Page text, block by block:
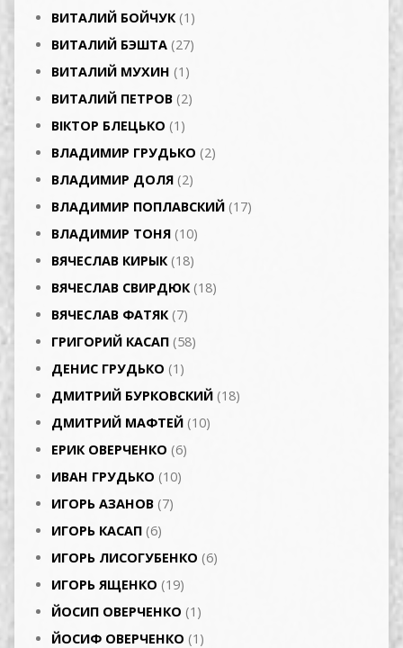
ВИТАЛИЙ БОЙЧУК (1)
ВИТАЛИЙ БЭШТА (27)
ВИТАЛИЙ МУХИН (1)
ВИТАЛИЙ ПЕТРОВ (2)
ВІКТОР БЛЕЦЬКО (1)
ВЛАДИМИР ГРУДЬКО (2)
ВЛАДИМИР ДОЛЯ (2)
ВЛАДИМИР ПОПЛАВСКИЙ (17)
ВЛАДИМИР ТОНЯ (10)
ВЯЧЕСЛАВ КИРЫК (18)
ВЯЧЕСЛАВ СВИРДЮК (18)
ВЯЧЕСЛАВ ФАТЯК (7)
ГРИГОРИЙ КАСАП (58)
ДЕНИС ГРУДЬКО (1)
ДМИТРИЙ БУРКОВСКИЙ (18)
ДМИТРИЙ МАФТЕЙ (10)
ЕРИК ОВЕРЧЕНКО (6)
ИВАН ГРУДЬКО (10)
ИГОРЬ АЗАНОВ (7)
ИГОРЬ КАСАП (6)
ИГОРЬ ЛИСОГУБЕНКО (6)
ИГОРЬ ЯЩЕНКО (19)
ЙОСИП ОВЕРЧЕНКО (1)
ЙОСИФ ОВЕРЧЕНКО (1)